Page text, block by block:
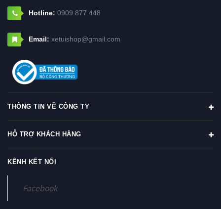
Hotline: 0909.877.448
Email: xetuishop@gmail.com
THÔNG TIN VỀ CÔNG TY
HỖ TRỢ KHÁCH HÀNG
KÊNH KẾT NỐI
Facebook